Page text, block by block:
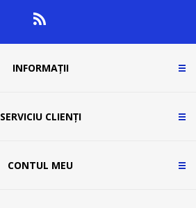
INFORMAȚII
SERVICIU CLIENȚI
CONTUL MEU